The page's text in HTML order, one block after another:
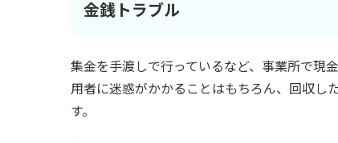
金銭トラブル
集金を手渡しで行っているなど、事業所で現
用者に迷惑がかかることはもちろん、回収し
す。